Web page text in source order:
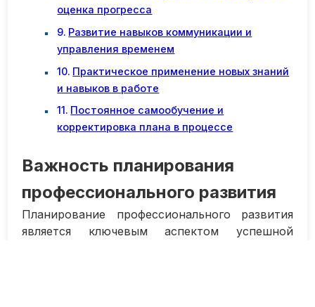
оценка прогресса
Развитие навыков коммуникации и
управления временем
Практическое применение новых знаний
и навыков в работе
Постоянное самообучение и
корректировка плана в процессе
Важность планирования
профессионального развития
Планирование профессионального развития
является ключевым аспектом успешной